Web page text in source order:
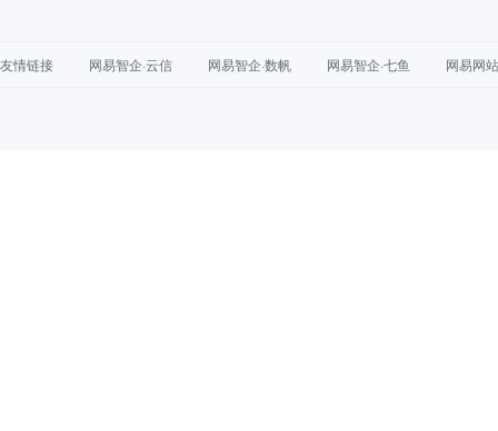
友情链接 网易智企·云信 网易智企·数帆 网易智企·七鱼 网易网